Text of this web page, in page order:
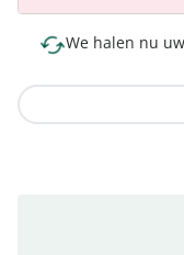
We halen nu